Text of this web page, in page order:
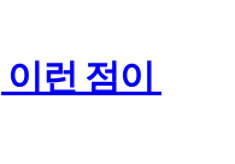
런 점이